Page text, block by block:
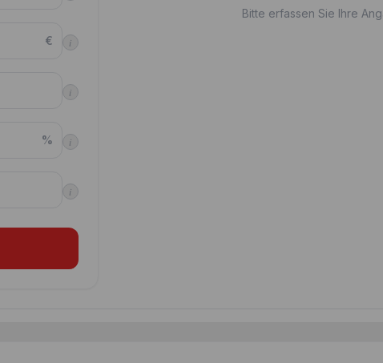
€ i
i
% i
i
Bitte erfassen Sie Ihre